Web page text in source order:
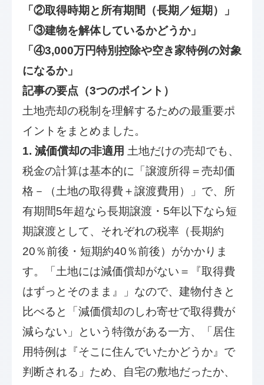
「②取得時期と所有期間（長期／短期）」
「③建物を解体しているかどうか」
「④3,000万円特別控除や空き家特例の対象
になるか」
記事の要点（3つのポイント）
土地売却の税制を理解するための最重要ポ
イントをまとめました。
1. 減価償却の非適用 土地だけの売却でも、
税金の計算は基本的に「譲渡所得＝売却価
格－（土地の取得費＋譲渡費用）」で、所
有期間5年超なら長期譲渡・5年以下なら短
期譲渡として、それぞれの税率（長期約
20％前後・短期約40％前後）がかかりま
す。「土地には減価償却がない＝『取得費
はずっとそのまま』」なので、建物付きと
比べると「減価償却のしわ寄せで取得費が
減らない」という特徴がある一方、「居住
用特例は『そこに住んでいたかどうか』で
判断される」ため、自宅の敷地だったか、